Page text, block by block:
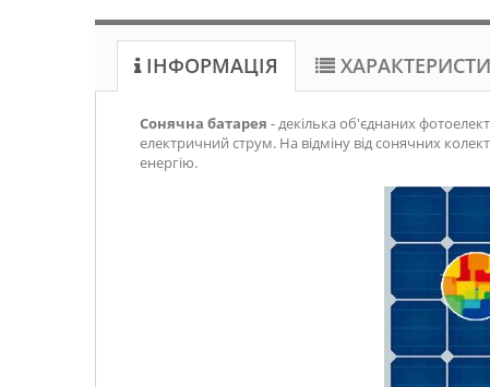
ІНФОРМАЦІЯ
Сонячна батарея - декілька об'єднаних
електричний струм. На відміну від сонячних
енергію.